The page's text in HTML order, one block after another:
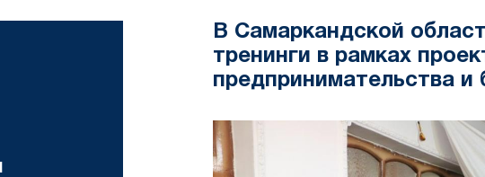
В Самаркандской
тренинги в рамках
предпринимательства и